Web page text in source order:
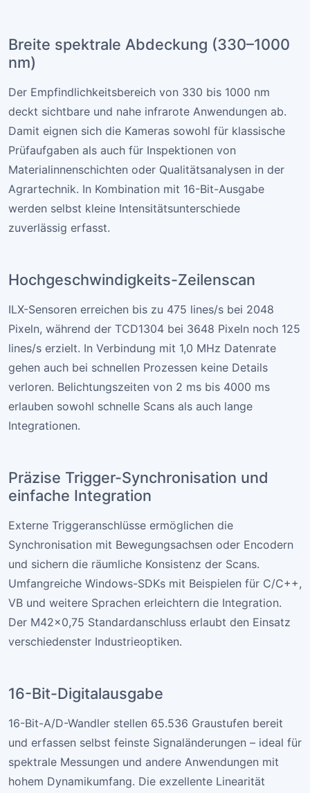
Breite spektrale Abdeckung (330–1000
nm)
Der Empfindlichkeitsbereich von 330 bis 1000 nm
deckt sichtbare und nahe infrarote Anwendungen ab.
Damit eignen sich die Kameras sowohl für klassische
Prüfaufgaben als auch für Inspektionen von
Materialinnenschichten oder Qualitätsanalysen in der
Agrartechnik. In Kombination mit 16-Bit-Ausgabe
werden selbst kleine Intensitätsunterschiede
zuverlässig erfasst.
Hochgeschwindigkeits-Zeilenscan
ILX-Sensoren erreichen bis zu 475 lines/s bei 2048
Pixeln, während der TCD1304 bei 3648 Pixeln noch 125
lines/s erzielt. In Verbindung mit 1,0 MHz Datenrate
gehen auch bei schnellen Prozessen keine Details
verloren. Belichtungszeiten von 2 ms bis 4000 ms
erlauben sowohl schnelle Scans als auch lange
Integrationen.
Präzise Trigger-Synchronisation und
einfache Integration
Externe Triggeranschlüsse ermöglichen die
Synchronisation mit Bewegungsachsen oder Encodern
und sichern die räumliche Konsistenz der Scans.
Umfangreiche Windows-SDKs mit Beispielen für C/C++,
VB und weitere Sprachen erleichtern die Integration.
Der M42×0,75 Standardanschluss erlaubt den Einsatz
verschiedenster Industrieoptiken.
16-Bit-Digitalausgabe
16-Bit-A/D-Wandler stellen 65.536 Graustufen bereit
und erfassen selbst feinste Signaländerungen – ideal für
spektrale Messungen und andere Anwendungen mit
hohem Dynamikumfang. Die exzellente Linearität